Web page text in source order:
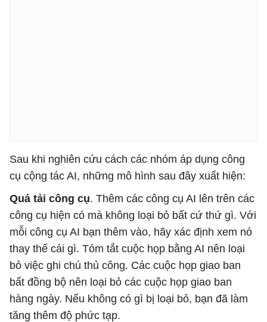
Sau khi nghiên cứu cách các nhóm áp dụng công
cụ cộng tác AI, những mô hình sau đây xuất hiện:
Quá tải công cụ. Thêm các công cụ AI lên trên các
công cụ hiện có mà không loại bỏ bất cứ thứ gì. Với
mỗi công cụ AI bạn thêm vào, hãy xác định xem nó
thay thế cái gì. Tóm tắt cuộc họp bằng AI nên loại
bỏ việc ghi chú thủ công. Các cuộc họp giao ban
bất đồng bộ nên loại bỏ các cuộc họp giao ban
hàng ngày. Nếu không có gì bị loại bỏ, bạn đã làm
tăng thêm độ phức tạp.